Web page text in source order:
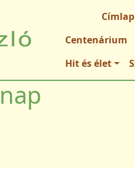
Fő navigációCímlap
Centenárium
Hit és élet